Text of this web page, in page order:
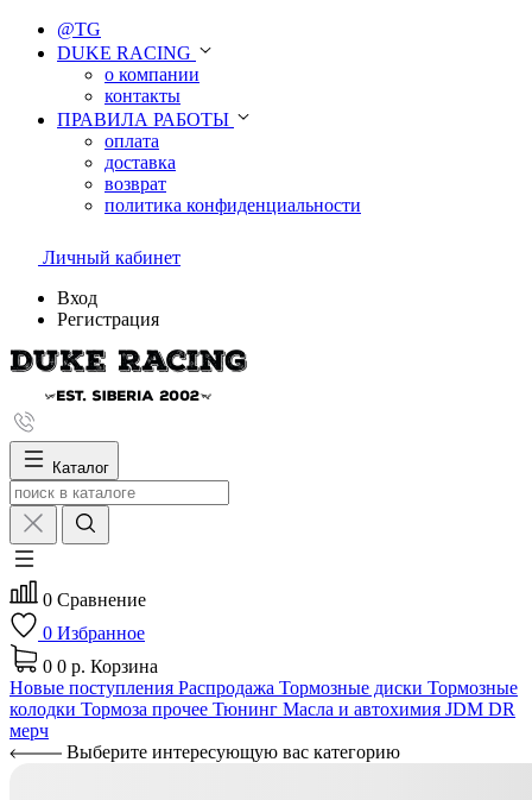
@TG
DUKE RACING
о компании
контакты
ПРАВИЛА РАБОТЫ
оплата
доставка
возврат
политика конфиденциальности
Личный кабинет
Вход
Регистрация
Каталог
0 Сравнение
0 Избранное
0 0 р. Корзина
Новые поступления Распродажа Тормозные диски Тормозные
колодки Тормоза прочее Тюнинг Масла и автохимия JDM DR
мерч
Выберите интересующую вас категорию